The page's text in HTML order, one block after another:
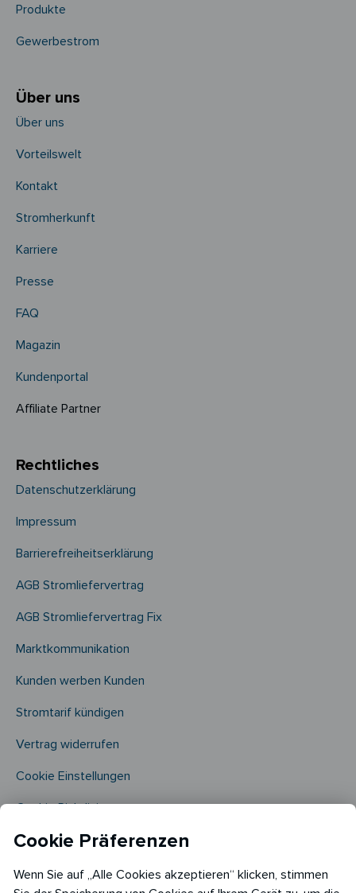
Produkte
Gewerbestrom
Über uns
Über uns
Vorteilswelt
Kontakt
Stromherkunft
Karriere
Presse
FAQ
Magazin
Kundenportal
Affiliate Partner
Rechtliches
Datenschutzerklärung
Impressum
Barrierefreiheitserklärung
AGB Stromliefervertrag
AGB Stromliefervertrag Fix
Marktkommunikation
Kunden werben Kunden
Stromtarif kündigen
Vertrag widerrufen
Cookie Einstellungen
Cookie Richtlinie​
Cookie Präferenzen
Wenn Sie auf „Alle Cookies akzeptieren“ klicken, stimmen